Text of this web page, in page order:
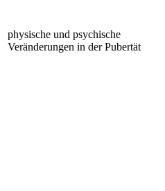
physische und psychische
Veränderungen in der Pubertät